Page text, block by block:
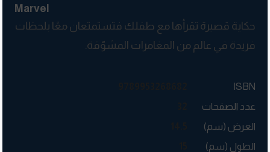
Marvel
حكاية قصيرة تقرأها مع طفلك فتستمتعان معًا بلحظات
فريدة في عالم من المغامرات المشوّقة.
ISBN
عدد الصفحات
العرض (سم)
الطول (سم)